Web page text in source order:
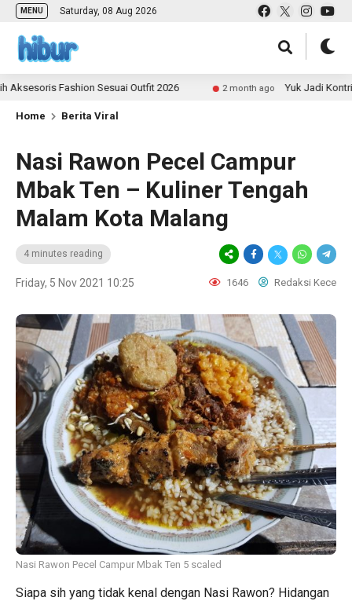
MENU Saturday, 08 Aug 2026
Fashion Sesuai Outfit 2026 2 month ago Yuk Jadi Kontributor
Home Berita Viral
Nasi Rawon Pecel Campur
Mbak Ten – Kuliner Tengah
Malam Kota Malang
4 minutes reading
Friday, 5 Nov 2021 10:25 1646 Redaksi Kece
Nasi Rawon Pecel Campur Mbak Ten 5 scaled
Siapa sih yang tidak kenal dengan Nasi Rawon? Hidangan